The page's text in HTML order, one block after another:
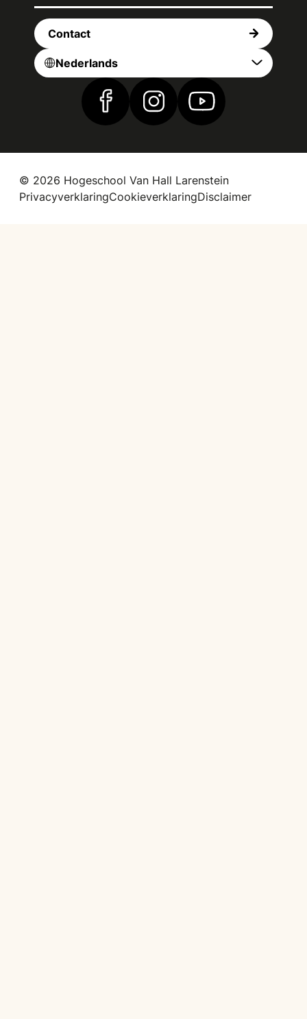
Contact
Nederlands
Vind ons op Facebook
Vind ons op Instagram
Vind ons op
© 2026 Hogeschool Van Hall Larenstein
PrivacyverklaringCookieverklaringDisclaimer